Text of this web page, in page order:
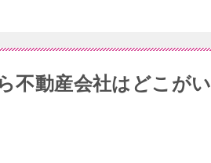
不動産会社はどこがい